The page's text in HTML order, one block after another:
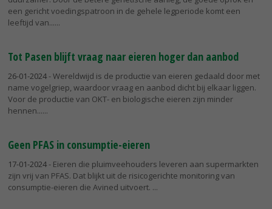
een gericht voedingspatroon in de gehele legperiode komt een
leeftijd van...
Tot Pasen blijft vraag naar eieren hoger dan aanbod
26-01-2024- Wereldwijd is de productie van eieren gedaald door met
name vogelgriep, waardoor vraag en aanbod dicht bij elkaar liggen.
Voor de productie van OKT- en biologische eieren zijn minder
hennen...
Geen PFAS in consumptie-eieren
17-01-2024- Eieren die pluimveehouders leveren aan supermarkten
zijn vrij van PFAS. Dat blijkt uit de risicogerichte monitoring van
consumptie-eieren die Avined uitvoert.